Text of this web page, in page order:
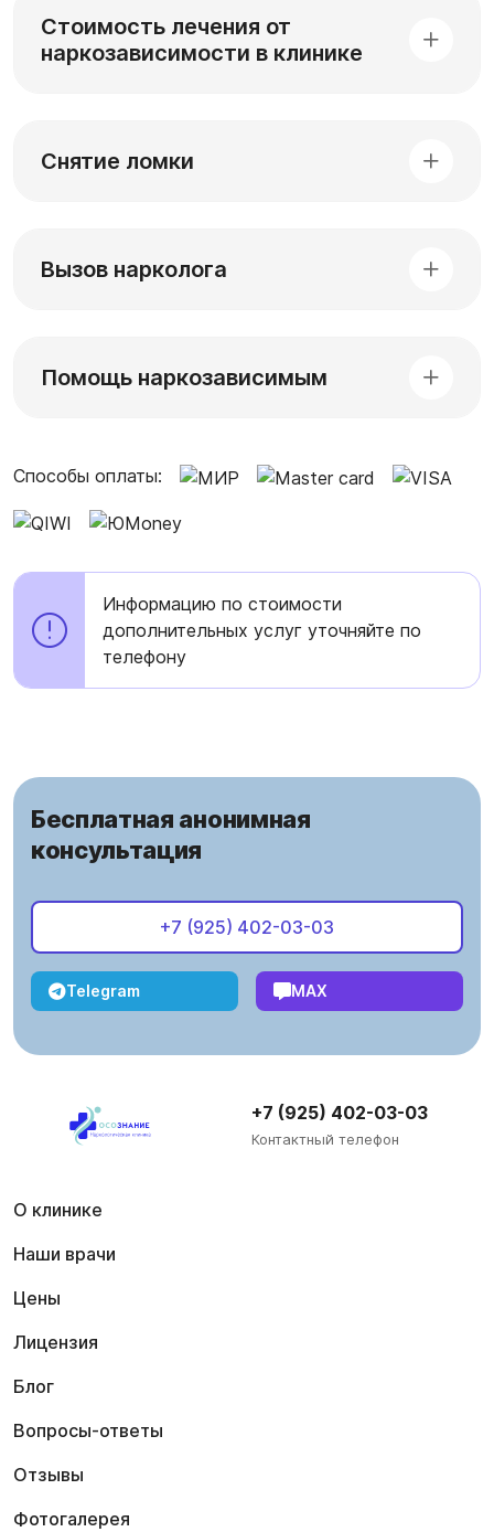
Стоимость лечения от
наркозависимости в клинике
Снятие ломки
Вызов нарколога
Помощь наркозависимым
Способы оплаты:
Информацию по стоимости
дополнительных услуг уточняйте по
телефону
Бесплатная анонимная
консультация
+7 (925) 402-03-03
Telegram MAX
+7 (925) 402-03-03
Контактный телефон
О клинике
Наши врачи
Цены
Лицензия
Блог
Вопросы-ответы
Отзывы
Фотогалерея